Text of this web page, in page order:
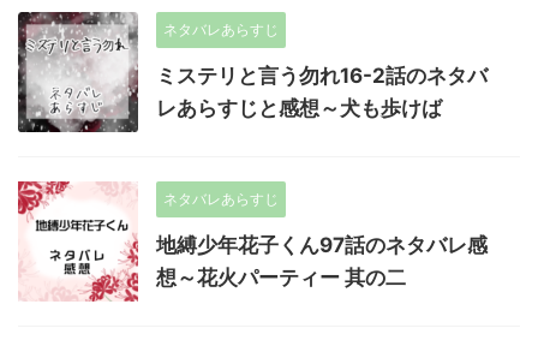
ネタバレあらすじ
ミステリと言う勿れ16-2話のネタバ
レあらすじと感想～犬も歩けば
ネタバレあらすじ
地縛少年花子くん97話のネタバレ感
想～花火パーティー 其の二